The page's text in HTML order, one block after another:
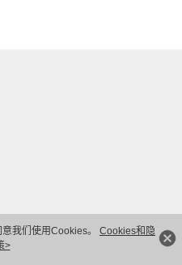
我们使用Cookies。 Cookies和隐
>